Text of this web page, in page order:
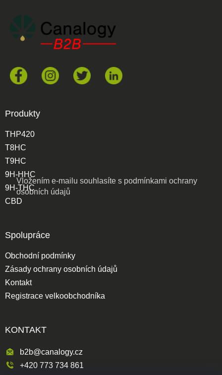
Vložením e-mailu souhlasíte s podmínkami ochrany
osobních údajů
Produkty
THP420
T8HC
T9HC
9H-HHC
9H-THC
CBD
Spolupráce
Obchodní podmínky
Zásady ochrany osobních údajů
Kontakt
Registrace velkoobchodníka
KONTAKT
b2b@canalogy.cz
+420 773 734 861